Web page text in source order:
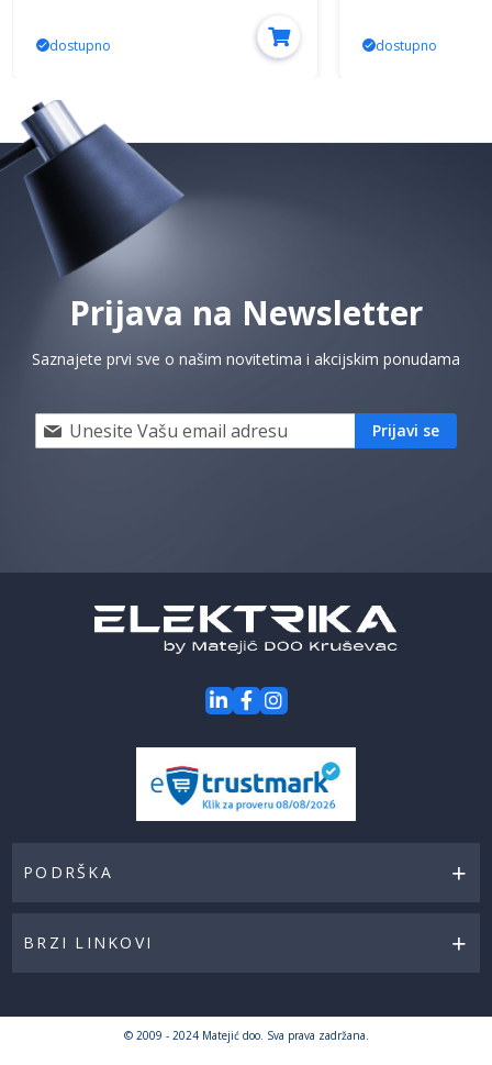
dostupno dostupno
Prijava na Newsletter
Saznajete prvi sve o našim novitetima i akcijskim ponudama
Prijavi
se
akcije
Prijavi se
PODRŠKA
BRZI LINKOVI
© 2009 - 2024 Matejić doo. Sva prava zadržana.